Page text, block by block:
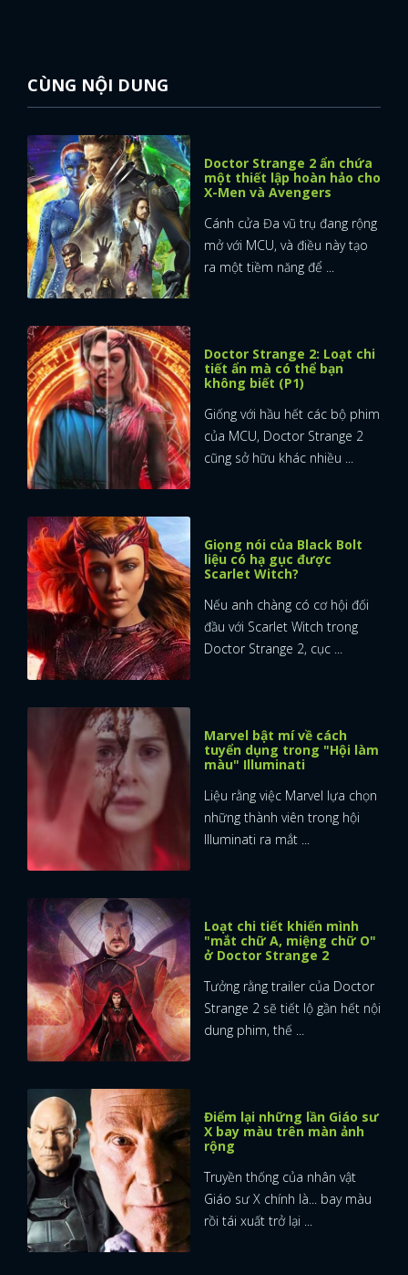
CÙNG NỘI DUNG
Doctor Strange 2 ẩn chứa
một thiết lập hoàn hảo cho
X-Men và Avengers
Cánh cửa Đa vũ trụ đang rộng
mở với MCU, và điều này tạo
ra một tiềm năng để ...
Doctor Strange 2: Loạt chi
tiết ẩn mà có thể bạn
không biết (P1)
Giống với hầu hết các bộ phim
của MCU, Doctor Strange 2
cũng sở hữu khác nhiều ...
Giọng nói của Black Bolt
liệu có hạ gục được
Scarlet Witch?
Nếu anh chàng có cơ hội đối
đầu với Scarlet Witch trong
Doctor Strange 2, cục ...
Marvel bật mí về cách
tuyển dụng trong "Hội làm
màu" Illuminati
Liệu rằng việc Marvel lựa chọn
những thành viên trong hội
Illuminati ra mắt ...
Loạt chi tiết khiến mình
"mắt chữ A, miệng chữ O"
ở Doctor Strange 2
Tưởng rằng trailer của Doctor
Strange 2 sẽ tiết lộ gần hết nội
dung phim, thế ...
Điểm lại những lần Giáo sư
X bay màu trên màn ảnh
rộng
Truyền thống của nhân vật
Giáo sư X chính là... bay màu
rồi tái xuất trở lại ...